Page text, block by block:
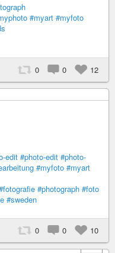
#myart #myfoto
0 0 12
edit #photo-edit #photo-
#myfoto #myart
#photograph #foto
#sweden
0 0
10
+ 5